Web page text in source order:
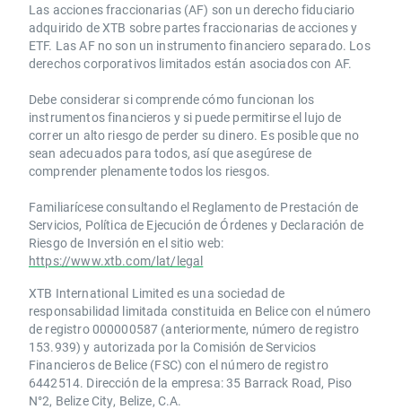
Las acciones fraccionarias (AF) son un derecho fiduciario
adquirido de XTB sobre partes fraccionarias de acciones y
ETF. Las AF no son un instrumento financiero separado. Los
derechos corporativos limitados están asociados con AF.
Debe considerar si comprende cómo funcionan los
instrumentos financieros y si puede permitirse el lujo de
correr un alto riesgo de perder su dinero. Es posible que no
sean adecuados para todos, así que asegúrese de
comprender plenamente todos los riesgos.
Familiarícese consultando el Reglamento de Prestación de
Servicios, Política de Ejecución de Órdenes y Declaración de
Riesgo de Inversión en el sitio web:
https://www.xtb.com/lat/legal
XTB International Limited es una sociedad de
responsabilidad limitada constituida en Belice con el número
de registro 000000587 (anteriormente, número de registro
153.939) y autorizada por la Comisión de Servicios
Financieros de Belice (FSC) con el número de registro
6442514. Dirección de la empresa: 35 Barrack Road, Piso
N°2, Belize City, Belize, C.A.